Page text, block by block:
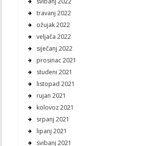
travanj 2022
ožujak 2022
veljača 2022
siječanj 2022
prosinac 2021
studeni 2021
listopad 2021
rujan 2021
kolovoz 2021
srpanj 2021
lipanj 2021
svibanj 2021